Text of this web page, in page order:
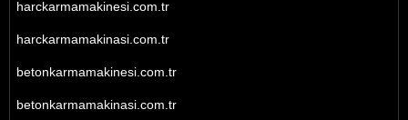
harckarmamakinesi.com.tr
harckarmamakinasi.com.tr
betonkarmamakinesi.com.tr
betonkarmamakinasi.com.tr